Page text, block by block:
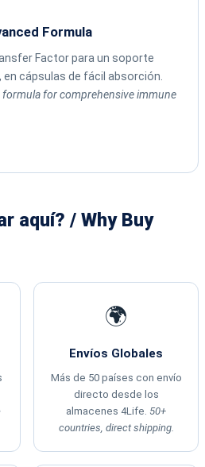
Formula
Factor para un soporte
cápsulas de fácil absorción.
for comprehensive immune
aquí? / Why Buy
🌍
Envíos Globales
Más de 50 países con envío
directo desde los
almacenes 4Life. 50+
countries, direct shipping.